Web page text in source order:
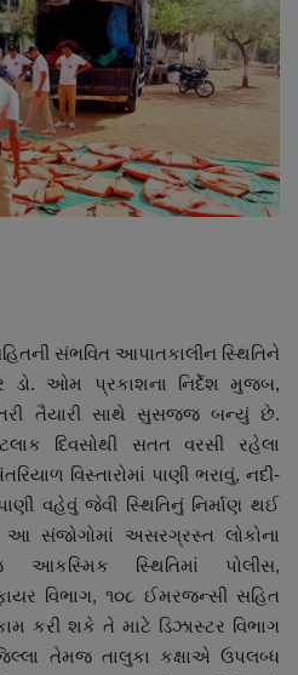
સંભવિત આપાતકાલીન સ્થિતિને
ડો. ઓમ પ્રકાશના નિર્દેશ મુજબ,
તૈયારી સાથે સુસજ્જ બન્યું છે.
દિવસોથી સતત વરસી રહેલા
વિસ્તારોમાં પાણી ભરાવું, નદી-
વહેવું જેવી સ્થિતિનું નિર્માણ થઈ
સંજોગોમાં અસરગ્રસ્ત લોકોના
સ્થિતિમાં પોલીસ,
વિભાગ, ૧૦૮ ઈમરજન્સી સહિત
કરી શકે તે માટે ડિઝાસ્ટર વિભાગ
તેમજ તાલુકા કક્ષાએ ઉપલબ્ધ